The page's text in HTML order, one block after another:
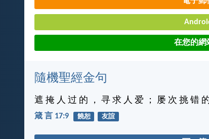
在您的網
隨機聖經金句
遮 掩 人 过 的 ， 寻 求 人 爱 ； 屡 次 挑 错
箴 言 17:9 饒恕 友誼